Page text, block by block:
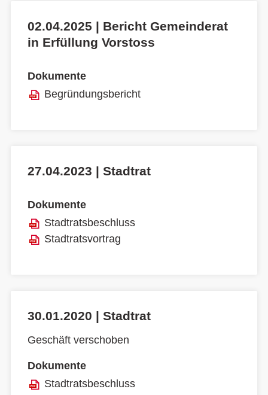
02.04.2025 | Bericht Gemeinderat
in Erfüllung Vorstoss
Dokumente
Begründungsbericht
27.04.2023 | Stadtrat
Dokumente
Stadtratsbeschluss
Stadtratsvortrag
30.01.2020 | Stadtrat
Geschäft verschoben
Dokumente
Stadtratsbeschluss